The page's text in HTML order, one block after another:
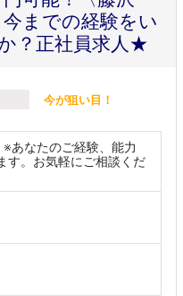
までの経験をい
？正社員求人★
今が狙い目！
あなたのご経験、能力
す。お気軽にご相談くだ